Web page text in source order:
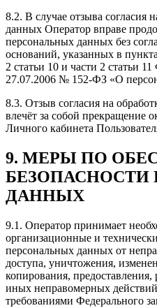
8.2. В случае отзыва согласия
данных Оператор вправе
персональных данных без
оснований, указанных в
2 статьи 10 и части 2 статьи
27.07.2006 № 152-ФЗ «О
8.3. Отзыв согласия на
влечёт за собой прекращение
Личного кабинета
9. МЕРЫ ПО
ДАННЫХ
9.1. Оператор принимает
организационные и
персональных данных от
доступа, уничтожения,
копирования, предоставления,
иных неправомерных
требованиями Федерального